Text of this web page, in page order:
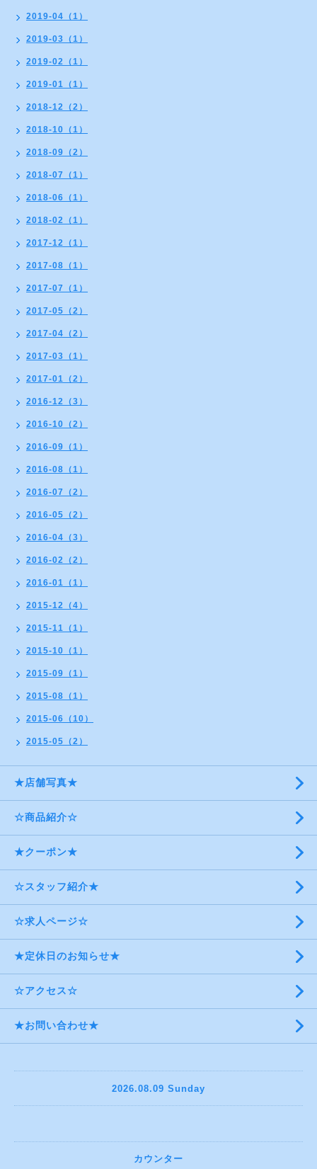
2019-04（1）
2019-03（1）
2019-02（1）
2019-01（1）
2018-12（2）
2018-10（1）
2018-09（2）
2018-07（1）
2018-06（1）
2018-02（1）
2017-12（1）
2017-08（1）
2017-07（1）
2017-05（2）
2017-04（2）
2017-03（1）
2017-01（2）
2016-12（3）
2016-10（2）
2016-09（1）
2016-08（1）
2016-07（2）
2016-05（2）
2016-04（3）
2016-02（2）
2016-01（1）
2015-12（4）
2015-11（1）
2015-10（1）
2015-09（1）
2015-08（1）
2015-06（10）
2015-05（2）
★店舗写真★
☆商品紹介☆
★クーポン★
☆スタッフ紹介★
☆求人ページ☆
★定休日のお知らせ★
☆アクセス☆
★お問い合わせ★
2026.08.09 Sunday
カウンター